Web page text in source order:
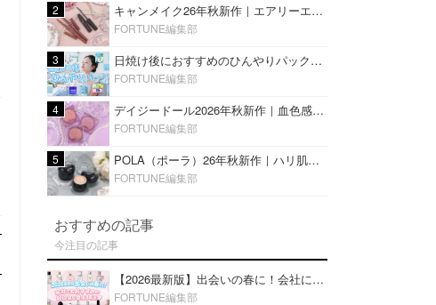
2 キャンメイク26年秋新作｜エアリーエクステンションライナー＆カールスナイパーマスカラ新色をレビュー
FORTUNE編集部
3 日焼け後におすすめのひんやりパック14選｜暑い夏にぴったりな冷凍／鎮静／うるおいチャージマスクを紹介
FORTUNE編集部
4 デイジードール2026年秋新作｜血色感が可愛い♡『パウダー ブラッシュ ブルーム』新3色をレビュー
FORTUNE編集部
5 POLA（ポーラ）26年秋新作｜ハリ肌を叶える『B.A デイ プランプ ファンデーション』を口コミ
FORTUNE編集部
おすすめの記事
今注目の記事
【2026最新版】出会いの春に！会社にもおすすめの好印象な香水14選♡ビジネスの場での香水マナーも
FORTUNE編集部